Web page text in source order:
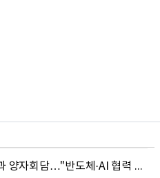
이상일, 베트남 다낭시 고위급과 양자회담…"반도체·AI 협력 본격 확대"